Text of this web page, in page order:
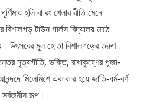
হলি বা রং খেলার রীতি মেনে
টাউন গার্লস বিদ্যালয় মাঠে
উৎসবের মূল হোতা বিশালগড়ের তরুণ
নৃত্যগীতি, ভক্তি, রাধাকৃষ্ণের পূজা-
মিলেমিশে একাকার হয়ে জাতি-ধর্ম-বর্ণ
সর্বজনীন রূপ।